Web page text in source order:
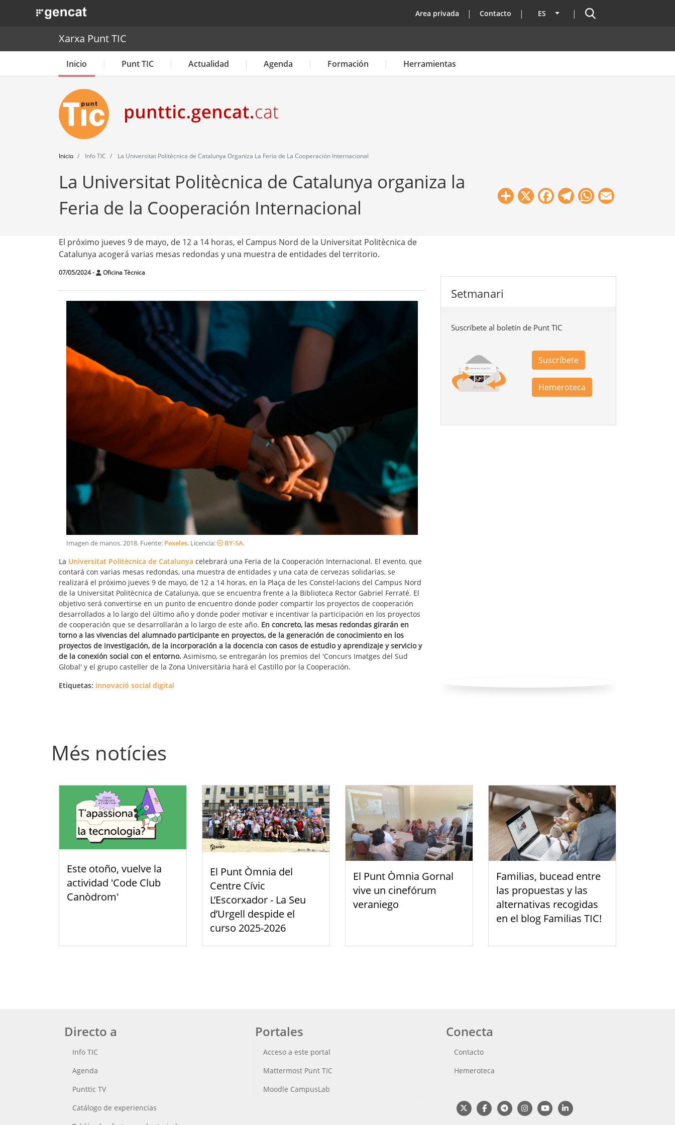
. Obre en una nova finestra. top
Area privada Contacto ES Lista adicional de acciones
Buscador
Xarxa Punt TIC
Inicio Punt TIC Actualidad Agenda Formación Herramientas
Inicio Info TIC La Universitat Politècnica de Catalunya Organiza La Feria de La Cooperación Internacional
La Universitat Politècnica de Catalunya organiza la
Feria de la Cooperación Internacional
Share
X Facebook
Telegram
WhatsApp
El próximo jueves 9 de mayo, de 12 a 14 horas, el Campus Nord de la Universitat Politècnica de
Catalunya acogerá varias mesas redondas y una muestra de entidades del territorio.
07/05/2024- Oficina Tècnica
Imagen de manos.2018. Fuente: Pexeles. Licencia: BY-SA.
La Universitat Politècnica de Catalunya celebrará una Feria de la Cooperación Internacional. El evento, que
contará con varias mesas redondas, una muestra de entidades y una cata de cervezas solidarias, se
realizará el próximo jueves 9 de mayo, de 12 a 14 horas, en la Plaça de les Constel·lacions del Campus Nord
de la Universitat Politècnica de Catalunya, que se encuentra frente a la Biblioteca Rector Gabriel Ferraté. El
objetivo será convertirse en un punto de encuentro donde poder compartir los proyectos de cooperación
desarrollados a lo largo del último año y donde poder motivar e incentivar la participación en los proyectos
de cooperación que se desarrollarán a lo largo de este año. En concreto, las mesas redondas girarán en
torno a las vivencias del alumnado participante en proyectos, de la generación de conocimiento en los
proyectos de investigación, de la incorporación a la docencia con casos de estudio y aprendizaje y servicio y
de la conexión social con el entorno. Asimismo, se entregarán los premios del 'Concurs Imatges del Sud
Global' y el grupo casteller de la Zona Universitària hará el Castillo por la Cooperación.
Etiquetas: innovació social digital
Setmanari
Suscríbete al boletín de Punt TIC
Suscríbete
Hemeroteca
Més notícies
Este otoño, vuelve la
actividad 'Code Club
Canòdrom'
El Punt Òmnia del
Centre Cívic
L’Escorxador - La Seu
d’Urgell despide el
curso 2025-2026
El Punt Òmnia Gornal
vive un cinefórum
veraniego
Familias, bucead entre
las propuestas y las
alternativas recogidas
en el blog Familias TIC!
Directo a
Info TIC
Agenda
Punttic TV
Catálogo de experiencias
Portales
Acceso a este portal
Mattermost Punt TIC
Moodle CampusLab
Conecta
Contacto
Hemeroteca